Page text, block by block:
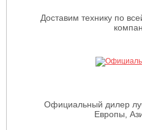
Доставим технику по
Официальный дилер
Европы,